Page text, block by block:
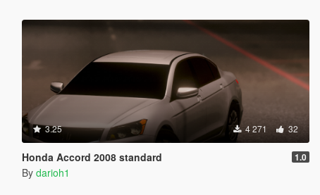
3.25 4 271 32
Honda Accord 2008 standard 1.0
By darioh1